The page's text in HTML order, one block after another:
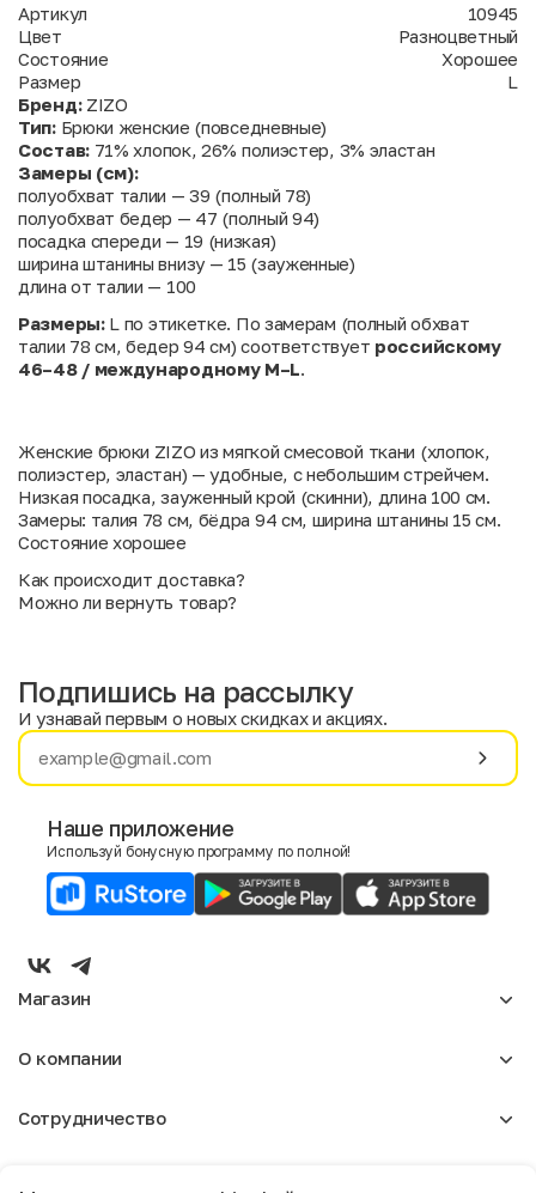
Артикул
10945
Цвет
Разноцветный
Состояние
Хорошее
Размер
L
Бренд:ZIZO
Тип:Брюки женские (повседневные)
Состав:71% хлопок, 26% полиэстер, 3% эластан
Замеры (см):
полуобхват талии — 39 (полный 78)
полуобхват бедер — 47 (полный 94)
посадка спереди — 19 (низкая)
ширина штанины внизу — 15 (зауженные)
длина от талии — 100
Размеры:L по этикетке. По замерам (полный обхват
талии 78 см, бедер 94 см) соответствует российскому
46–48 / международному M–L.
Женские брюки ZIZO из мягкой смесовой ткани (хлопок,
полиэстер, эластан) — удобные, с небольшим стрейчем.
Низкая посадка, зауженный крой (скинни), длина 100 см.
Замеры: талия 78 см, бёдра 94 см, ширина штанины 15 см.
Состояние хорошее
Как происходит доставка?
Можно ли вернуть товар?
Имя
E-mail
Мужской
Подпишись на рассылку
И узнавай первым о новых скидках и акциях.
Наше приложение
Используй бонусную программу по полной!
Магазин
Мужское
Детское
О компании
Отзывы
Сотрудничество